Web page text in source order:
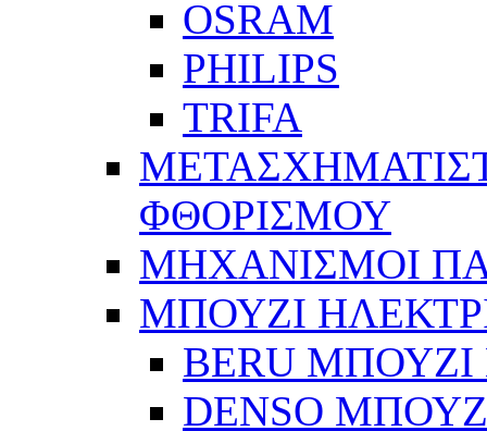
OSRAM
PHILIPS
TRIFA
ΦΘΟΡΙΣΜΟΥ
ΜΗΧΑΝΙΣΜΟΙ
ΜΠΟΥΖΙ
BERU
DENSO